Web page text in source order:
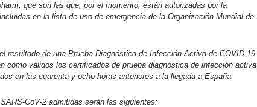
que son las que, por el momento, están autorizadas por la
en la lista de uso de emergencia de la Organización Mundial de
resultado de una Prueba Diagnóstica de Infección Activa de COVID-19
como válidos los certificados de prueba diagnóstica de infección activa
en las cuarenta y ocho horas anteriores a la llegada a España.
CoV-2 admitidas serán las siguientes: